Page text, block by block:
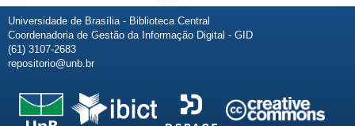
Universidade de Brasília - Biblioteca Central
Coordenadoria de Gestão da Informação Digital - GID
(61) 3107-2683
repositorio@unb.br